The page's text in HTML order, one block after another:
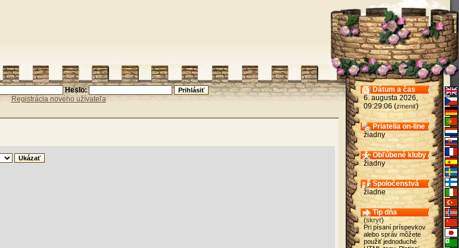
Heslo:
Registrácia nového užívateľa
Dátum a čas
6. augusta 2026,
09:29:06 (zmeniť)
Priatelia on-line
žiadny
Obľúbené kluby
žiadny
Spoločenstvá
žiadne
Tip dňa
(skryť)
Pri písaní príspevkov
alebo správ môžete
použiť jednoduché